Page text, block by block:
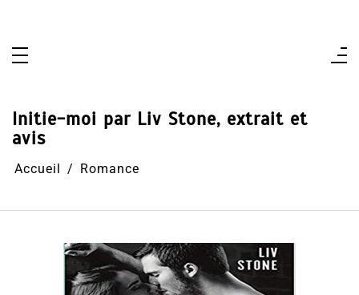
Initie-moi par Liv Stone, extrait et
avis
Accueil Romance